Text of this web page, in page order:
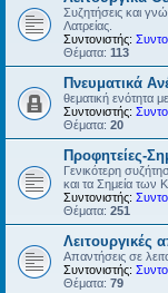
Συζητήσεις και
Λατρείας.
Συντονιστής:
Θέματα: 113
Πνευματικά
θεματική ενότητα
Συντονιστής:
Θέματα: 20
Προφητείες-
Γενικότερη
και τα Σημεία των
Συντονιστής:
Θέματα: 251
Λειτουργικές
Απαντήσεις σε
Συντονιστής:
Θέματα: 79